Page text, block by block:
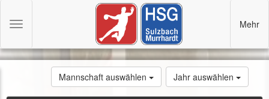
Mannschaft auswählen Jahr auswählen
Toggle
Mehr